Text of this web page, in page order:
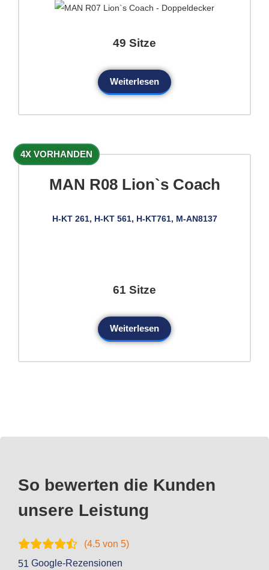
49 Sitze
Weiterlesen
4X VORHANDEN
MAN R08 Lion`s Coach
H-KT 261, H-KT 561, H-KT761, M-AN8137
61 Sitze
Weiterlesen
So bewerten die Kunden
unsere Leistung
(4.5 von 5)
51 Google-Rezensionen